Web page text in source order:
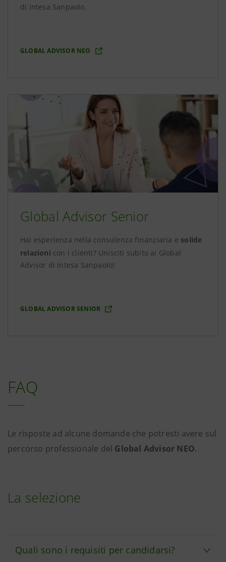
di Intesa Sanpaolo.
GLOBAL ADVISOR NEO
Global Advisor Senior
Hai esperienza nella consulenza finanziaria e solide
relazioni con i clienti? Unisciti subito ai Global
Advisor di Intesa Sanpaolo!
GLOBAL ADVISOR SENIOR
FAQ
Le risposte ad alcune domande che potresti avere sul
percorso professionale del Global Advisor NEO.
La selezione
Quali sono i requisiti per candidarsi?